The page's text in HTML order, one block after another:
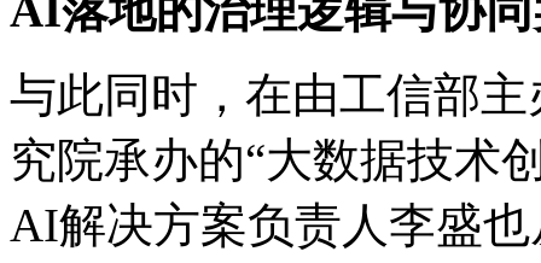
与此同时，在由工信部
究院承办的“大数据技术创
AI解决方案负责人李盛也